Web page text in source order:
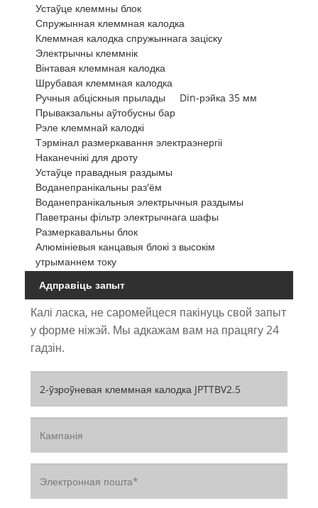
Устаўце клеммны блок
Спружынная клеммная калодка
Клеммная калодка спружыннага заціску
Электрычны клеммнік
Вінтавая клеммная калодка
Шрубавая клеммная калодка
Ручныя абціскныя прылады
Din-рэйка 35 мм
Прывакзальны аўтобусны бар
Рэле клеммнай калодкі
Тэрмінал размеркавання электраэнергіі
Наканечнікі для дроту
Устаўце правадныя раздымы
Воданепранікальны раз'ём
Воданепранікальныя электрычныя раздымы
Паветраны фільтр электрычнага шафы
Размеркавальны блок
Алюмініевыя канцавыя блокі з высокім
утрыманнем току
Адправіць запыт
Калі ласка, не саромейцеся пакінуць свой запыт
у форме ніжэй. Мы адкажам вам на працягу 24
гадзін.